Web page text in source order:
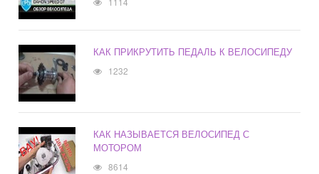
КАК ПРИКРУТИТЬ ПЕДАЛЬ К ВЕЛОСИПЕДУ
1232
КАК НАЗЫВАЕТСЯ ВЕЛОСИПЕД С
МОТОРОМ
8614